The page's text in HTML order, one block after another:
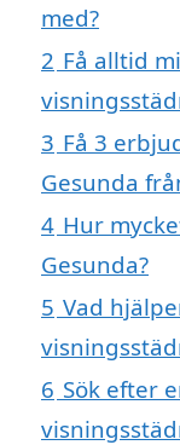
med?
2 Få alltid
3 Få 3
Gesunda
4 Hur
Gesunda?
5 Vad
6 Sök efter